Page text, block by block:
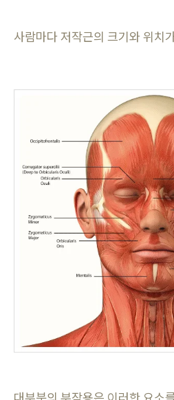
사람마다 저작근의 크기와 위치